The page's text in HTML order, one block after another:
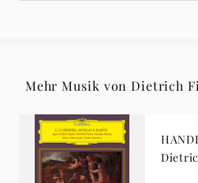
Mehr Musik von Dietrich